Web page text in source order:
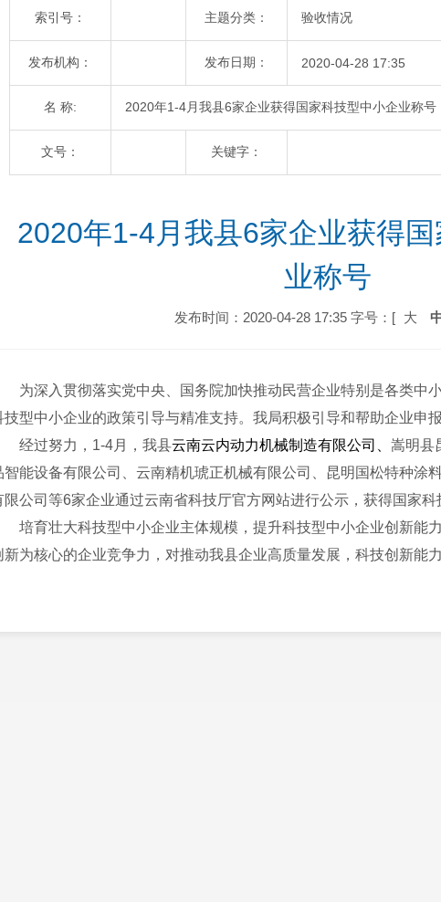
索引号： 主题分类： 验收情况
发布机构： 发布日期： 2020-04-28 17:35
名 称: 2020年1-4月我县6家企业获得国家科技型中小企业称号
文号： 关键字：
2020年1-4月我县6家企业获得
业称号
发布时间：2020-04-28 17:35 字号：[ 大
为深入贯彻落实党中央、国务院加快推动民营企业特别是各类中
技型中小企业的政策引导与精准支持。我局积极引导和帮助企业申
经过努力，1-4月，我县云南云内动力机械制造有限公司
嵩明县
智能设备有限公司、云南精机琥正机械有限公司、昆明国松特种涂
限公司等6家企业通过云南省科技厅官方网站进行公示，获得国家科
培育壮大科技型中小企业主体规模，提升科技型中小企业创新能
新为核心的企业竞争力，对推动我县企业高质量发展，科技创新能